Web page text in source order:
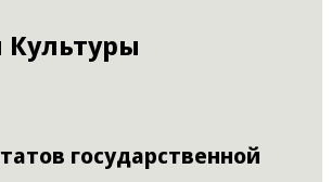
государственной